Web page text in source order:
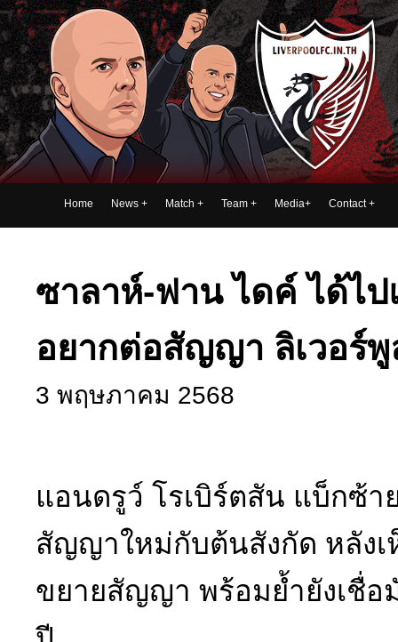
Home News + Match + Team + Media+ Contact+
ซาลาห์-ฟาน ไดค์ ได้ไ
อยากต่อสัญญา ลิเวอร์พู
3 พฤษภาคม 2568
แอนดรูว์ โรเบิร์ตสัน แบ็กซ้า
สัญญาใหม่กับต้นสังกัด หลัง
ขยายสัญญา พร้อมย้ำยังเชื่อ